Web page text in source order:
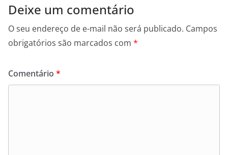
Deixe um comentário
O seu endereço de e-mail não será publicado. Campos
obrigatórios são marcados com *
Comentário *